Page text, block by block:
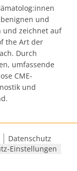
und
und zeichnet auf
the Art der
Durch
umfassende
CME-
und
Datenschutz
Einstellungen